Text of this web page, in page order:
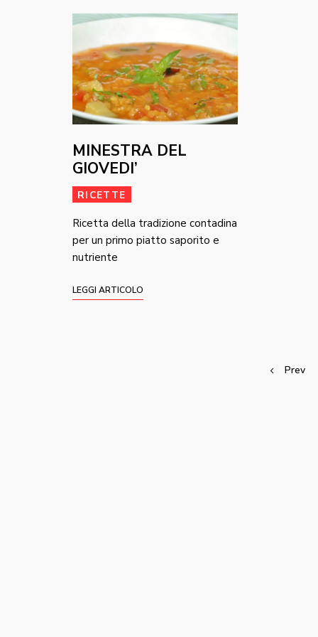
MINESTRA DEL
GIOVEDI’
RICETTE
Ricetta della tradizione contadina
per un primo piatto saporito e
nutriente
LEGGI ARTICOLO
Prev